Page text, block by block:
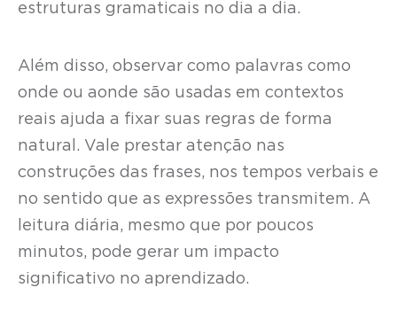
estruturas gramaticais no dia a dia.
Além disso, observar como palavras como
onde ou aonde são usadas em contextos
reais ajuda a fixar suas regras de forma
natural. Vale prestar atenção nas
construções das frases, nos tempos verbais e
no sentido que as expressões transmitem. A
leitura diária, mesmo que por poucos
minutos, pode gerar um impacto
significativo no aprendizado.